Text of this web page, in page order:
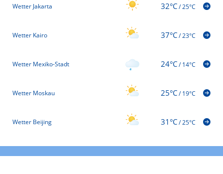
Wetter Jakarta 32°C/25°C
Wetter Kairo 37°C/23°C
Wetter Mexiko-Stadt 24°C/14°C
Wetter Moskau 25°C/19°C
Wetter Beijing 31°C/25°C